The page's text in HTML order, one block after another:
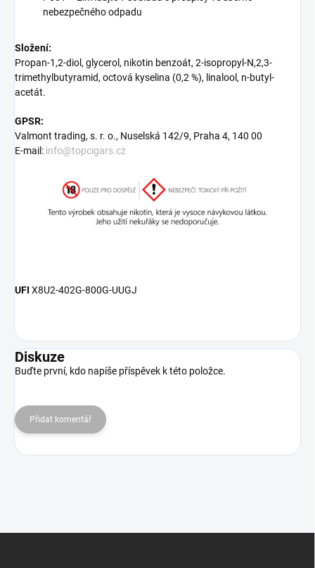
nebezpečného odpadu
Složení:
Propan-1,2-diol, glycerol, nikotin benzoát, 2-isopropyl-N,2,3-
trimethylbutyramid, octová kyselina (0,2 %), linalool, n-butyl-
acetát.
GPSR:
Valmont trading, s. r. o., Nuselská 142/9, Praha 4, 140 00
E-mail: info@topcigars.cz
UFI X8U2-402G-800G-UUGJ
Diskuze
Buďte první, kdo napíše příspěvek k této položce.
Přidat komentář